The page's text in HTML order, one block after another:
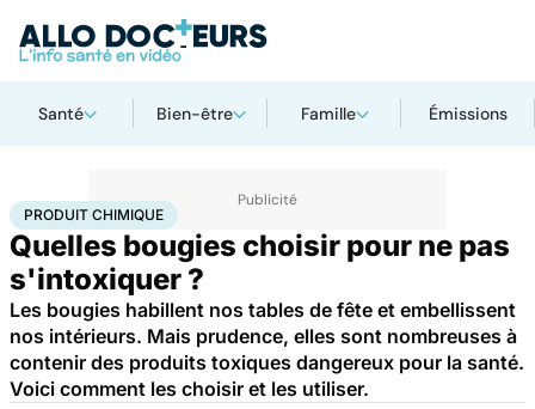
Santé Bien-être Famille Émissions
AccueilSantéSociétéSanté publiqueProduit chimique
PRODUIT CHIMIQUE
Quelles bougies choisir pour ne pas
s'intoxiquer ?
Les bougies habillent nos tables de fête et embellissent
nos intérieurs. Mais prudence, elles sont nombreuses à
contenir des produits toxiques dangereux pour la santé.
Voici comment les choisir et les utiliser.